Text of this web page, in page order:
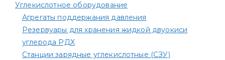
Углекислотное оборудование
Агрегаты поддержания давления
Резервуары для хранения жидкой двуокиси
углерода РДХ
Станции зарядные углекислотные (СЗУ)